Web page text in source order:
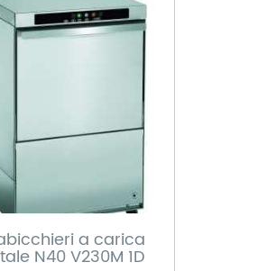
a carica
N40 V230M 1D